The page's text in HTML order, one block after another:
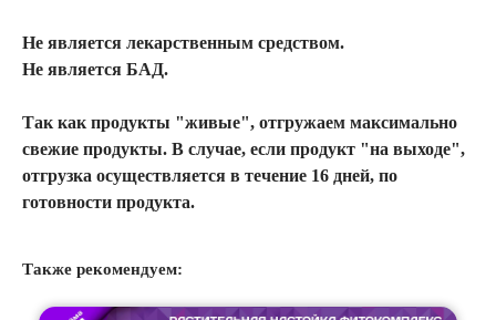
Не является лекарственным средством.
Не является БАД.
Так как продукты "живые", отгружаем максимально
свежие продукты. В случае, если продукт "на выходе",
отгрузка осуществляется в течение 16 дней, по
готовности продукта.
Также рекомендуем: